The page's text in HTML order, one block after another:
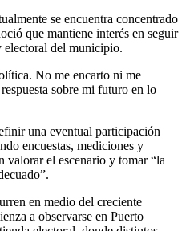
se encuentra concentrado
que mantiene interés en seguir
del municipio.
No me encarto ni me
sobre mi futuro en lo
una eventual participación
encuestas, mediciones y
valorar el escenario y tomar “la
en medio del creciente
a observarse en Puerto